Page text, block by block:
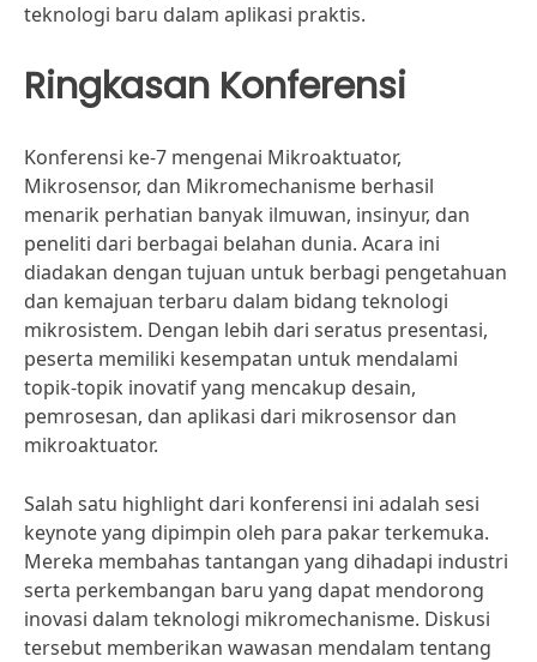
teknologi baru dalam aplikasi praktis.
Ringkasan Konferensi
Konferensi ke-7 mengenai Mikroaktuator,
Mikrosensor, dan Mikromechanisme berhasil
menarik perhatian banyak ilmuwan, insinyur, dan
peneliti dari berbagai belahan dunia. Acara ini
diadakan dengan tujuan untuk berbagi pengetahuan
dan kemajuan terbaru dalam bidang teknologi
mikrosistem. Dengan lebih dari seratus presentasi,
peserta memiliki kesempatan untuk mendalami
topik-topik inovatif yang mencakup desain,
pemrosesan, dan aplikasi dari mikrosensor dan
mikroaktuator.
Salah satu highlight dari konferensi ini adalah sesi
keynote yang dipimpin oleh para pakar terkemuka.
Mereka membahas tantangan yang dihadapi industri
serta perkembangan baru yang dapat mendorong
inovasi dalam teknologi mikromechanisme. Diskusi
tersebut memberikan wawasan mendalam tentang